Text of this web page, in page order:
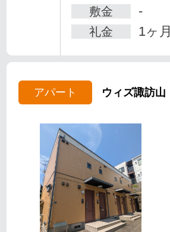
敷金 -
礼金 1ヶ月
アパート ウィズ諏訪山